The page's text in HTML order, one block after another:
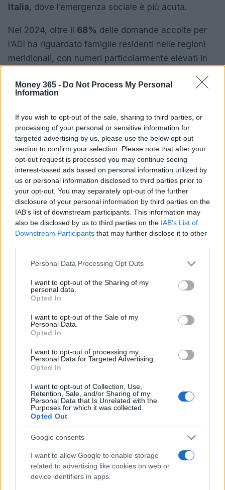
Money 365 - Do Not Process My Personal
Information
If you wish to opt-out of the sale, sharing to third parties, or
processing of your personal or sensitive information for
targeted advertising by us, please use the below opt-out
section to confirm your selection. Please note that after your
opt-out request is processed you may continue seeing
interest-based ads based on personal information utilized by
us or personal information disclosed to third parties prior to
your opt-out. You may separately opt-out of the further
disclosure of your personal information by third parties on the
IAB’s list of downstream participants. This information may
also be disclosed by us to third parties on the IAB’s List of
Downstream Participants that may further disclose it to other
Please note that this website/app uses one or more Google
not limited to your visit or usage behaviour. You may click to
grant or deny consent to Google and its third-party tags to
use your data for below specified purposes in below Google
consent section.
Personal Data Processing Opt Outs
I want to opt-out of the Sharing of my
personal data.
Opted In
I want to opt-out of the Sale of my
Personal Data.
Opted In
I want to opt-out of processing my
Personal Data for Targeted Advertising.
Opted In
I want to opt-out of Collection, Use,
Retention, Sale, and/or Sharing of my
Personal Data that Is Unrelated with the
Purposes for which it was collected.
Opted Out
Google consents
I want to allow Google to enable storage
related to advertising like cookies on web or
device identifiers in apps.
Italia, dove l’emergenza sociale è più acuta.
Nel 2024, oltre il 68% delle domande accolte per
l’ADI ha riguardato famiglie residenti nelle regioni
meridionali, con numeri particolarmente elevati in
ponte non si limita a colmare una lacuna
dell’importanza di un sistema di welfare stabile e
continuo. Resta da vedere se questa misura sarà
un intervento isolato o se aprirà la strada a un
dibattito più ampio sul rafforzamento dell’Assegno
di Inclusione. È un tema di grande rilevanza, non
credi?
AUTORE
AiAdhubMedia